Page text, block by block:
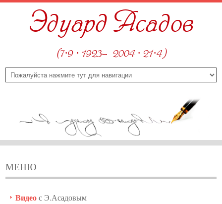
Эдуард Асадов
(7·9 · 1923—2004 · 21·4)
МЕНЮ
Видеос Э.Асадовым